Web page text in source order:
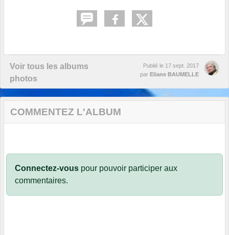
Voir tous les albums
photos
Publié le 17 sept. 2017
par Eliane BAUMELLE
COMMENTEZ L'ALBUM
Connectez-vous pour pouvoir participer aux
commentaires.